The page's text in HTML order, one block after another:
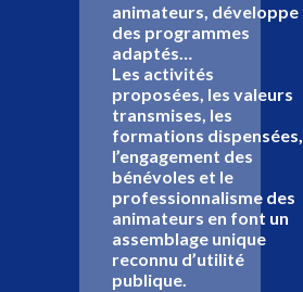
animateurs, développe
des programmes
adaptés…
Les activités
proposées, les valeurs
transmises, les
formations dispensées,
l’engagement des
bénévoles et le
professionnalisme des
animateurs en font un
assemblage unique
reconnu d’utilité
publique.